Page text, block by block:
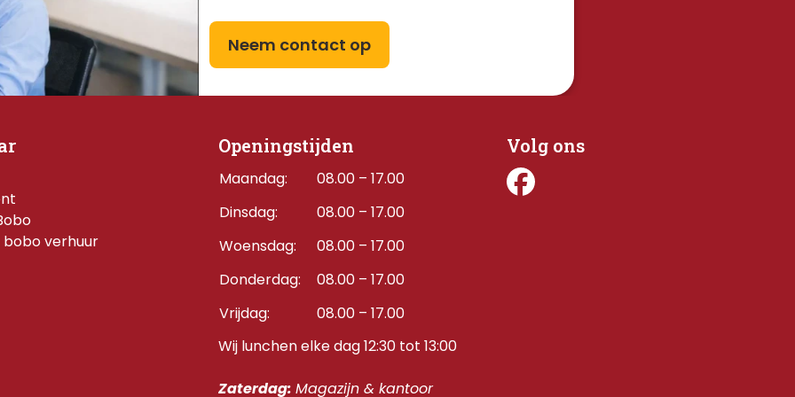
Neem contact op
verhuur
Openingstijden
Maandag:
08.00 – 17.00
Dinsdag:
08.00 – 17.00
Woensdag:
08.00 – 17.00
Donderdag: 08.00 – 17.00
Vrijdag:
08.00 – 17.00
Wij lunchen elke dag 12:30 tot 13:00
Zaterdag: Magazijn & kantoor
Volg ons